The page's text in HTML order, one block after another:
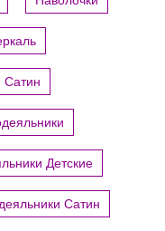
Сатин
Детские
Сатин